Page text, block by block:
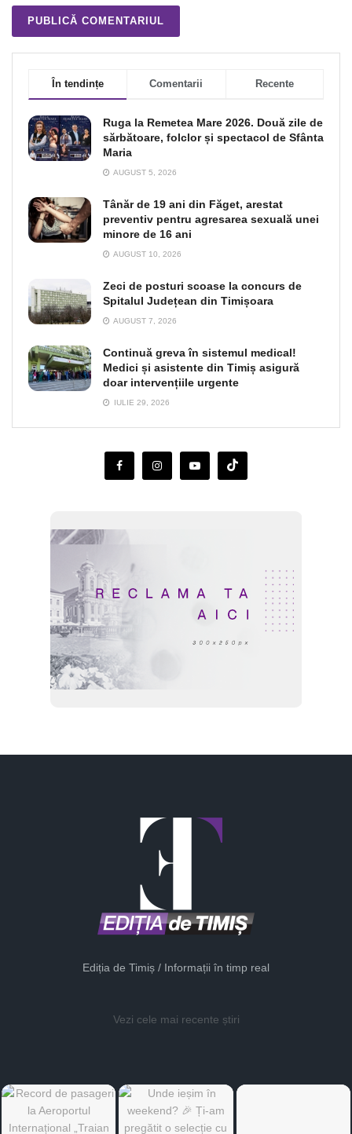
În tendințe Comentarii Recente
Ruga la Remetea Mare 2026. Două zile de
sărbătoare, folclor și spectacol de Sfânta
Maria
AUGUST 5, 2026
Tânăr de 19 ani din Făget, arestat
preventiv pentru agresarea sexuală unei
minore de 16 ani
AUGUST 10, 2026
Zeci de posturi scoase la concurs de
Spitalul Județean din Timișoara
AUGUST 7, 2026
Continuă greva în sistemul medical!
Medici și asistente din Timiș asigură
doar intervențiile urgente
IULIE 29, 2026
Ediția de Timiș / Informații în timp real
Vezi cele mai recente știri